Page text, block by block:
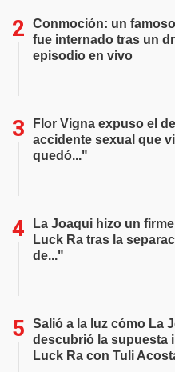
Conmoción: un
fue internado tras un
episodio en vivo
Flor Vigna expuso el
accidente sexual que
quedó..."
La Joaqui hizo un
Luck Ra tras la
de..."
Salió a la luz cómo La
descubrió la supuesta
Luck Ra con Tuli